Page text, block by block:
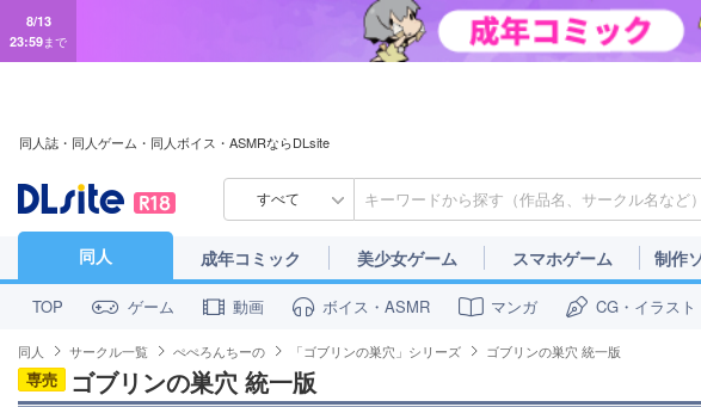
8/13
23:59まで
同人誌・同人ゲーム・同人ボイス・ASMRならDLsite
すべて
同人 成年コミック 美少女ゲーム スマホゲーム 制作
TOP ゲーム 動画 ボイス・ASMR マンガ CG・イラスト
同人 サークル一覧 ぺぺろんちーの 「ゴブリンの巣穴」シリーズ ゴブリンの巣穴 統一版
専売 ゴブリンの巣穴 統一版